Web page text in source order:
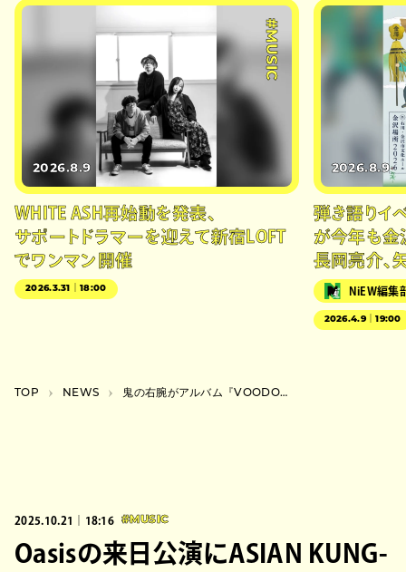
#MUSIC
2026.8.9
WHITE ASH再始動を発表、
サポートドラマーを迎えて新宿LOFT
でワンマン開催
2026.3.31｜18:00
2026.8.9
弾き語りイ
が今年も金
長岡亮介、
NiEW編集
2026.4.9｜19:00
TOP NEWS 鬼の右腕がアルバム『VOODOO IN MAGMA』リリース。記念イベントをWWWで開催
2025.10.21｜18:16 #MUSIC
Oasisの来日公演にASIAN KUNG-